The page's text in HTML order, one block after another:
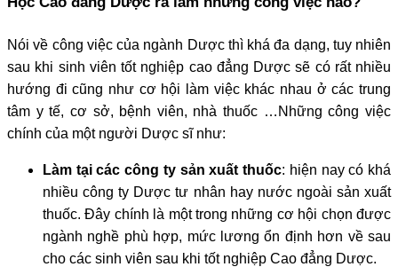
Nói về công việc của ngành Dược thì khá đa dạng, tuy nhiên
sau khi sinh viên tốt nghiệp cao đẳng Dược sẽ có rất nhiều
hướng đi cũng như cơ hội làm việc khác nhau ở các trung
tâm y tế, cơ sở, bệnh viên, nhà thuốc …Những công việc
chính của một người Dược sĩ như:
Làm tại các công ty sản xuất thuốc: hiện nay có khá
nhiều công ty Dược tư nhân hay nước ngoài sản xuất
thuốc. Đây chính là một trong những cơ hội chọn được
ngành nghề phù hợp, mức lương ổn định hơn về sau
cho các sinh viên sau khi tốt nghiệp Cao đẳng Dược.